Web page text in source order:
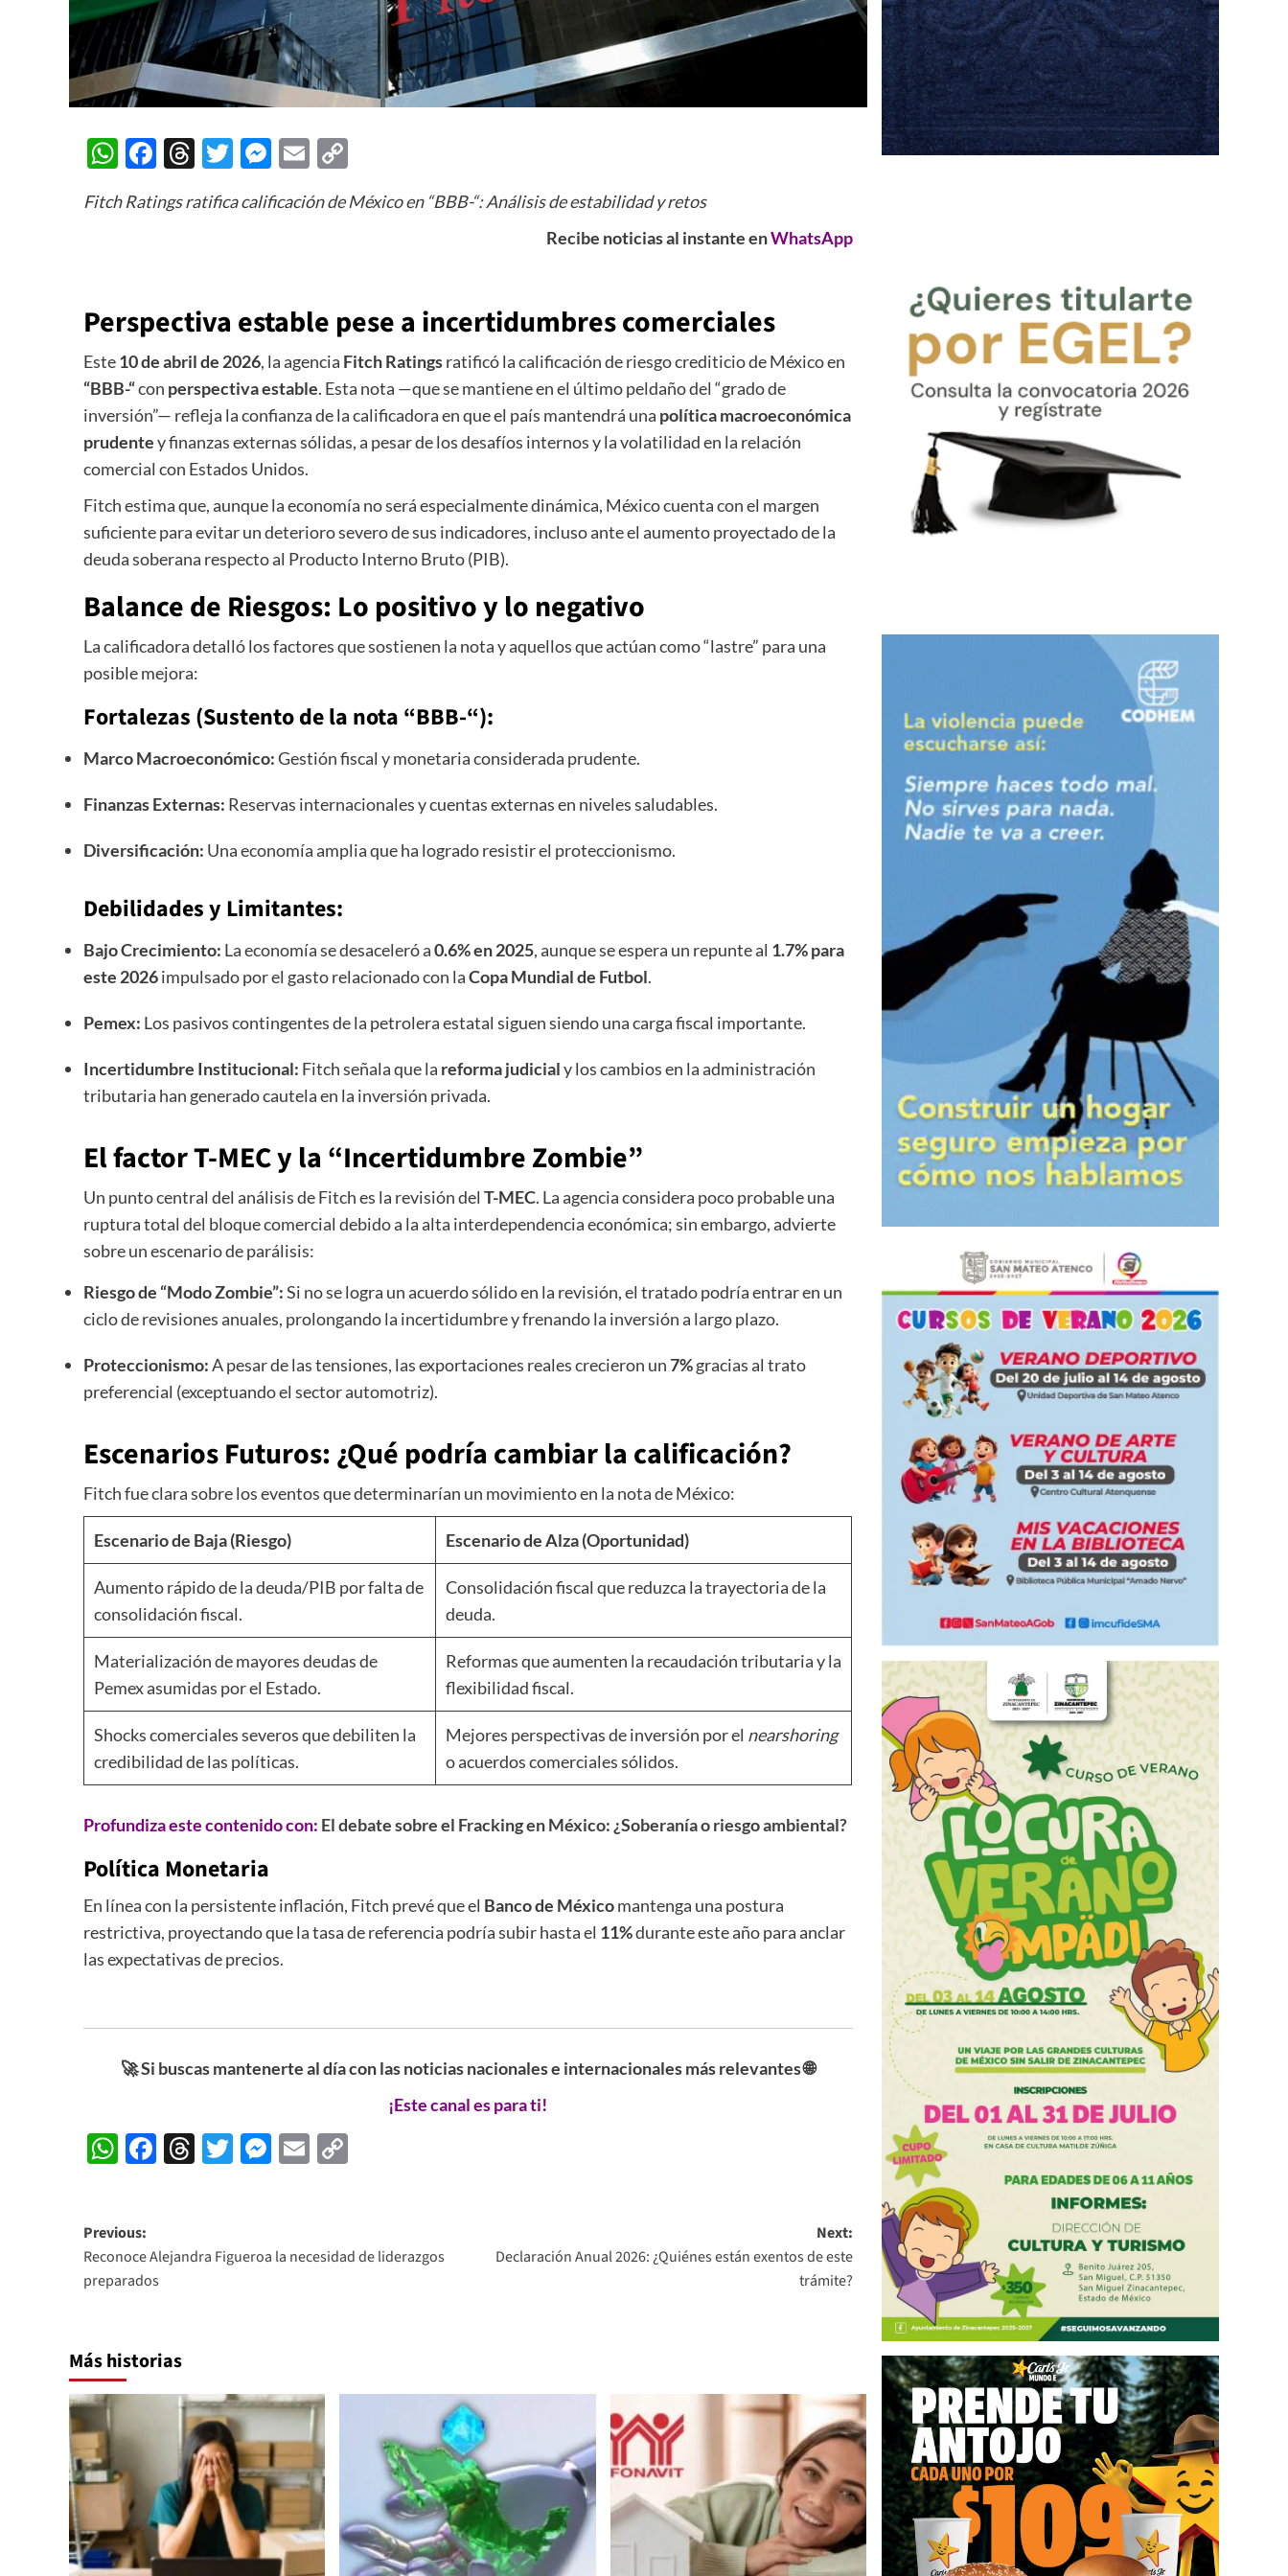
WhatsApp
Facebook
Threads
Twitter
Messenger
Email
Fitch Ratings ratifica calificación de México en “BBB-“: Análisis de estabilidad y retos
Recibe noticias al instante enWhatsApp
Perspectiva estable pese a incertidumbres comerciales
Este10 de abril de 2026, la agencia Fitch Ratingsratificó la calificación de riesgo crediticio de México en
“BBB-“con perspectiva estable. Esta nota —que se mantiene en el último peldaño del “grado de
inversión”— refleja la confianza de la calificadora en que el país mantendrá una política macroeconómica
prudentey finanzas externas sólidas, a pesar de los desafíos internos y la volatilidad en la relación
comercial con Estados Unidos.
Fitch estima que, aunque la economía no será especialmente dinámica, México cuenta con el margen
suficiente para evitar un deterioro severo de sus indicadores, incluso ante el aumento proyectado de la
deuda soberana respecto al Producto Interno Bruto (PIB).
Balance de Riesgos: Lo positivo y lo negativo
La calificadora detalló los factores que sostienen la nota y aquellos que actúan como “lastre” para una
posible mejora:
Fortalezas (Sustento de la nota “BBB-“):
Marco Macroeconómico:Gestión fiscal y monetaria considerada prudente.
Finanzas Externas: Reservas internacionales y cuentas externas en niveles saludables.
Diversificación: Una economía amplia que ha logrado resistir el proteccionismo.
Debilidades y Limitantes:
Bajo Crecimiento: La economía se desaceleró a0.6% en 2025, aunque se espera un repunte al 1.7% para
este 2026impulsado por el gasto relacionado con laCopa Mundial de Futbol.
Pemex: Los pasivos contingentes de la petrolera estatal siguen siendo una carga fiscal importante.
Incertidumbre Institucional: Fitch señala que la reforma judicialy los cambios en la administración
tributaria han generado cautela en la inversión privada.
El factor T-MEC y la “Incertidumbre Zombie”
Un punto central del análisis de Fitch es la revisión del T-MEC. La agencia considera poco probable una
ruptura total del bloque comercial debido a la alta interdependencia económica; sin embargo, advierte
sobre un escenario de parálisis:
Riesgo de “Modo Zombie”:Si no se logra un acuerdo sólido en la revisión, el tratado podría entrar en un
ciclo de revisiones anuales, prolongando la incertidumbre y frenando la inversión a largo plazo.
Proteccionismo:A pesar de las tensiones, las exportaciones reales crecieron un7%gracias al trato
preferencial (exceptuando el sector automotriz).
Escenarios Futuros: ¿Qué podría cambiar la calificación?
Fitch fue clara sobre los eventos que determinarían un movimiento en la nota de México:
Escenario de Baja (Riesgo) Escenario de Alza (Oportunidad)
Aumento rápido de la deuda/PIB por falta de
consolidación fiscal.
Consolidación fiscal que reduzca la trayectoria de la
deuda.
Materialización de mayores deudas de
Pemex asumidas por el Estado.
Reformas que aumenten la recaudación tributaria y la
flexibilidad fiscal.
Shocks comerciales severos que debiliten la
credibilidad de las políticas.
Mejores perspectivas de inversión por el nearshoring
o acuerdos comerciales sólidos.
Profundiza este contenido con: El debate sobre el Fracking en México: ¿Soberanía o riesgo ambiental?
Política Monetaria
En línea con la persistente inflación, Fitch prevé que el Banco de Méxicomantenga una postura
restrictiva, proyectando que la tasa de referencia podría subir hasta el 11%durante este año para anclar
las expectativas de precios.
🚀 Si buscas mantenerte al día con las noticias nacionales e internacionales más relevantes 🌐
¡Este canal es para ti!
WhatsApp
Facebook
Threads
Twitter
Messenger
Email
Post
navigation
Previous:
Reconoce Alejandra Figueroa la necesidad de liderazgos
preparados
Next:
Declaración Anual 2026: ¿Quiénes están exentos de este
trámite?
Más historias